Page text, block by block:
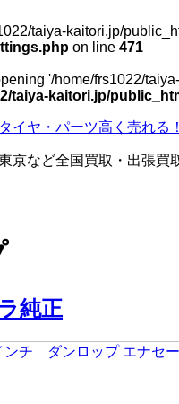
taiya-kaitori.jp/
on line 471
'/home/frs1022/
taiya-kaitori.jp/
イヤ・パーツ高く売れる！
京など全国買取・出張
純正